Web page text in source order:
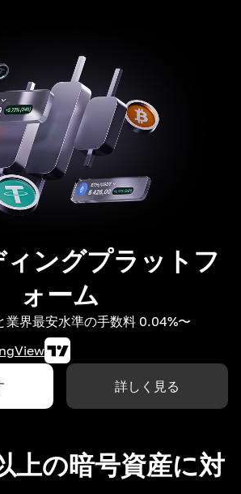
ィングプラットフ
ォーム
業界最安水準の手数料 0.04%〜
詳しく見る
上の暗号資産に対